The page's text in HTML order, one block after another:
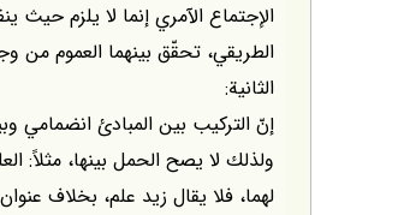
الإجتماع الآمري إنما لا يلزم حيث
الطريقي، تحقّق بينهما العموم من
الثانية:
إنّ التركيب بين المبادئ انضمامي
ولذلك لا يصح الحمل بينها، مثلاً:
لهما، فلا يقال زيد علم، بخلاف